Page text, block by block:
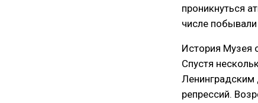
проникнуться
числе
История Музея
Спустя
Ленинградским
репрессий.